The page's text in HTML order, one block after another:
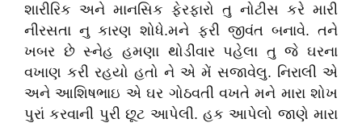
શારીરિક અને માનસિક ફેરફારો તુ નોટીસ કરે મારી
નીરસતા નુ કારણ શોધે.મને ફરી જીવંત બનાવે. તને
ખબર છે સ્નેહ હમણા થોડીવાર પહેલા તુ જે ઘરના
વખાણ કરી રહયો હતો ને એ મેં સજાવેલુ. નિરાલી એ
અને આશિષભાઇ એ ઘર ગોઠવતી વખતે મને મારા શોખ
પુરાં કરવાની પુરી છૂટ આપેલી. હક આપેલો જાણે મારા